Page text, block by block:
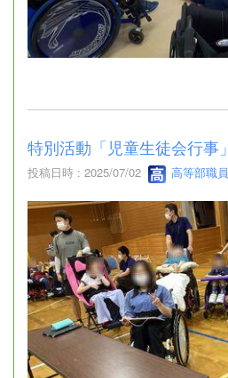
特別活動「児童生徒会行事」
投稿日時 : 2025/07/02 高等部職員